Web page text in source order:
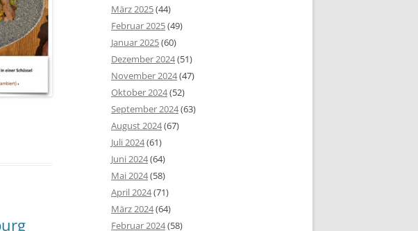
März 2025(44)
Februar 2025(49)
Januar 2025(60)
Dezember 2024(51)
November 2024(47)
Oktober 2024(52)
September 2024(63)
August 2024(67)
Juli 2024(61)
Juni 2024(64)
Mai 2024(58)
April 2024(71)
März 2024(64)
Februar 2024(58)